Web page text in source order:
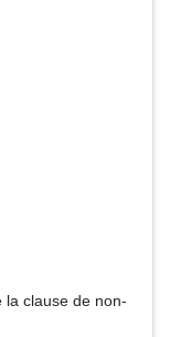
clause de non-